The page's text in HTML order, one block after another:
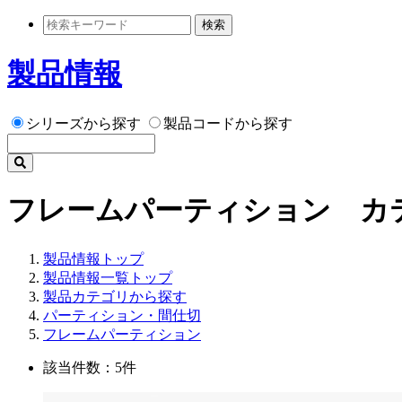
検索
製品情報
シリーズから探す 製品コードから探す
フレームパーティション カ
製品情報トップ
製品情報一覧トップ
製品カテゴリから探す
パーティション・間仕切
フレームパーティション
該当件数：5件